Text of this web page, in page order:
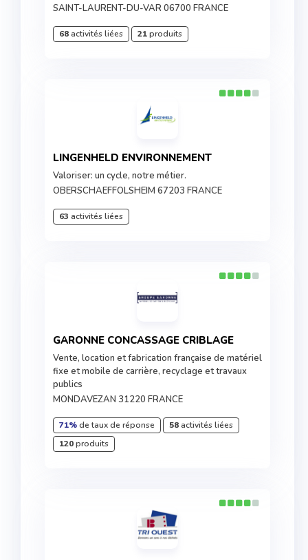
SAINT-LAURENT-DU-VAR 06700 FRANCE
68activités liées 21produits
LINGENHELD ENVIRONNEMENT
Valoriser: un cycle, notre métier.
OBERSCHAEFFOLSHEIM 67203 FRANCE
63 activités liées
GARONNE CONCASSAGE CRIBLAGE
Vente, location et fabrication française de matériel
fixe et mobile de carrière, recyclage et travaux
publics
MONDAVEZAN 31220 FRANCE
71%de taux de réponse 58activités liées
120produits